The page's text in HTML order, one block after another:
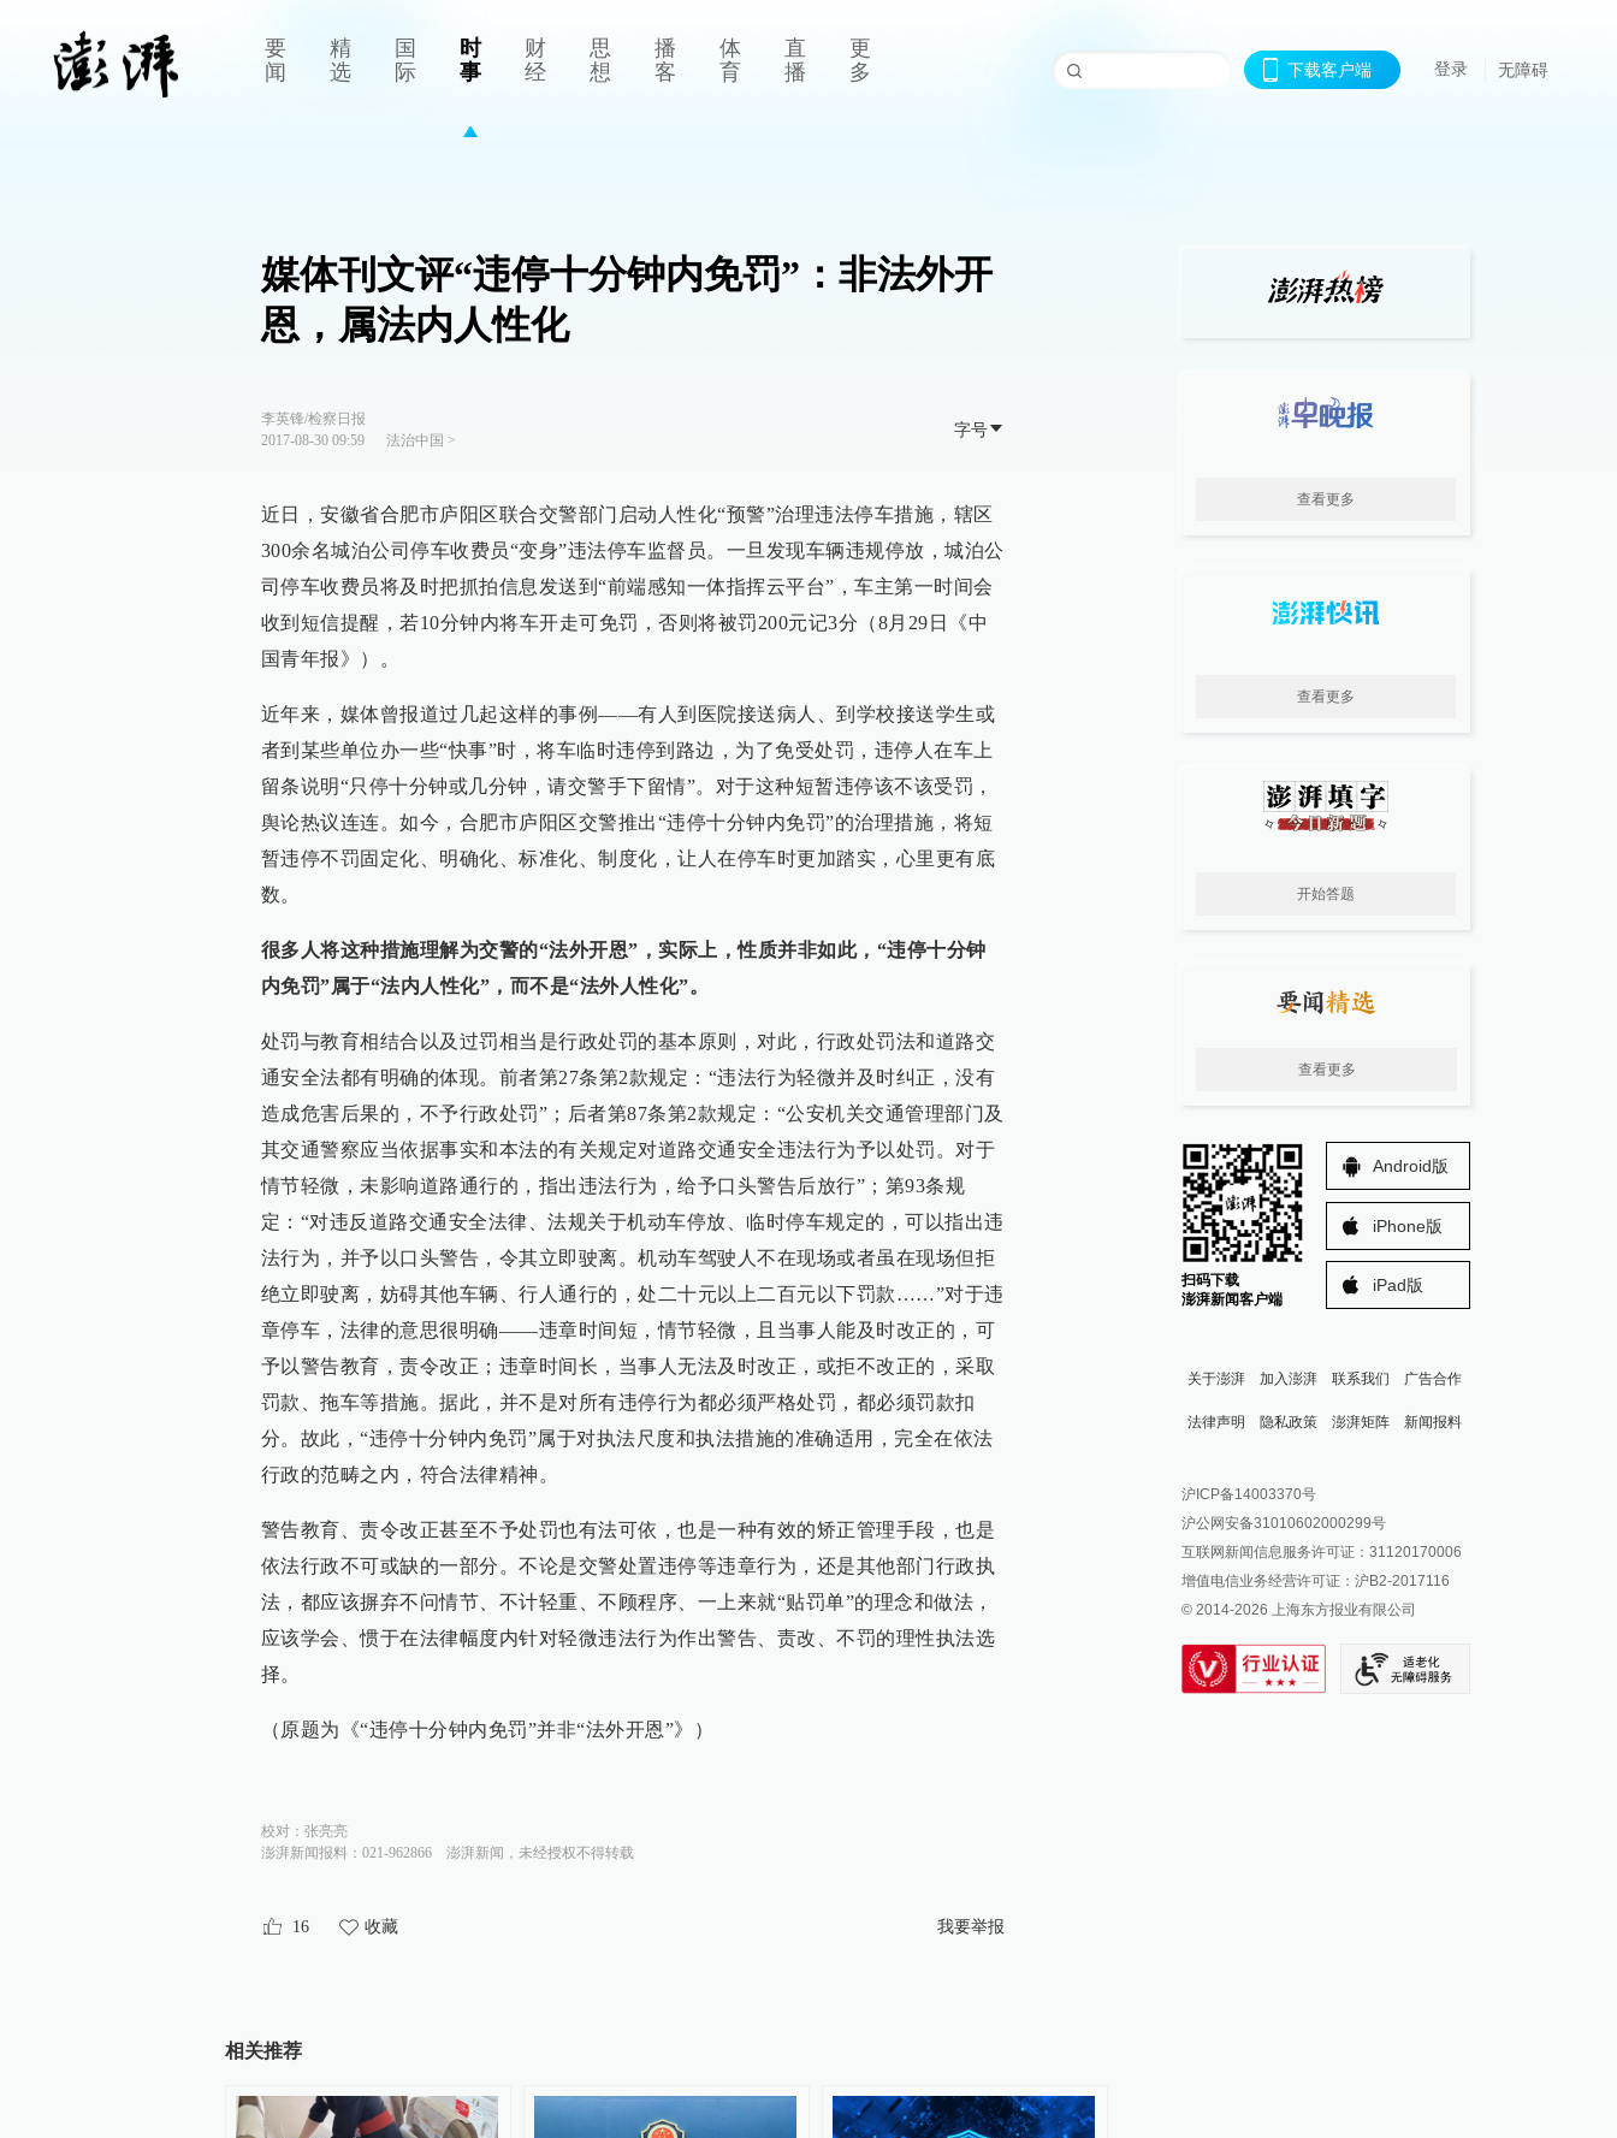
要
闻
精
选
国
际
时
事
财
经
思
想
播
客
体
育
直
播
更
多
下载客户端 登录 无障碍
媒体刊文评“违停十分钟内免罚”：非法外开
恩，属法内人性化
李英锋/检察日报
2017-08-30 09:59
法治中国 >
字号
近日，安徽省合肥市庐阳区联合交警部门启动人性化“预警”治理违法停车措施，辖区
300余名城泊公司停车收费员“变身”违法停车监督员。一旦发现车辆违规停放，城泊公
司停车收费员将及时把抓拍信息发送到“前端感知一体指挥云平台”，车主第一时间会
收到短信提醒，若10分钟内将车开走可免罚，否则将被罚200元记3分（8月29日《中
国青年报》）。
近年来，媒体曾报道过几起这样的事例——有人到医院接送病人、到学校接送学生或
者到某些单位办一些“快事”时，将车临时违停到路边，为了免受处罚，违停人在车上
留条说明“只停十分钟或几分钟，请交警手下留情”。对于这种短暂违停该不该受罚，
舆论热议连连。如今，合肥市庐阳区交警推出“违停十分钟内免罚”的治理措施，将短
暂违停不罚固定化、明确化、标准化、制度化，让人在停车时更加踏实，心里更有底
数。
很多人将这种措施理解为交警的“法外开恩”，实际上，性质并非如此，“违停十分钟
内免罚”属于“法内人性化”，而不是“法外人性化”。
处罚与教育相结合以及过罚相当是行政处罚的基本原则，对此，行政处罚法和道路交
通安全法都有明确的体现。前者第27条第2款规定：“违法行为轻微并及时纠正，没有
造成危害后果的，不予行政处罚”；后者第87条第2款规定：“公安机关交通管理部门及
其交通警察应当依据事实和本法的有关规定对道路交通安全违法行为予以处罚。对于
情节轻微，未影响道路通行的，指出违法行为，给予口头警告后放行”；第93条规
定：“对违反道路交通安全法律、法规关于机动车停放、临时停车规定的，可以指出违
法行为，并予以口头警告，令其立即驶离。机动车驾驶人不在现场或者虽在现场但拒
绝立即驶离，妨碍其他车辆、行人通行的，处二十元以上二百元以下罚款……”对于违
章停车，法律的意思很明确——违章时间短，情节轻微，且当事人能及时改正的，可
予以警告教育，责令改正；违章时间长，当事人无法及时改正，或拒不改正的，采取
罚款、拖车等措施。据此，并不是对所有违停行为都必须严格处罚，都必须罚款扣
分。故此，“违停十分钟内免罚”属于对执法尺度和执法措施的准确适用，完全在依法
行政的范畴之内，符合法律精神。
警告教育、责令改正甚至不予处罚也有法可依，也是一种有效的矫正管理手段，也是
依法行政不可或缺的一部分。不论是交警处置违停等违章行为，还是其他部门行政执
法，都应该摒弃不问情节、不计轻重、不顾程序、一上来就“贴罚单”的理念和做法，
应该学会、惯于在法律幅度内针对轻微违法行为作出警告、责改、不罚的理性执法选
择。
（原题为《“违停十分钟内免罚”并非“法外开恩”》）
校对： 张亮亮
澎湃新闻报料：021-962866
澎湃新闻，未经授权不得转载
16 收藏 我要举报
相关推荐
查看更多
查看更多
开始答题
查看更多
扫码下载
澎湃新闻客户端
Android版
iPhone版
iPad版
关于澎湃 加入澎湃 联系我们 广告合作
法律声明 隐私政策 澎湃矩阵
澎湃新闻公众号
澎湃新闻抖音号
派生万物开放平台
IP SHANGHAI
SIXTH TONE
新闻报料
报料邮箱: news@thepaper.cn
沪ICP备14003370号
沪公网安备31010602000299号
互联网新闻信息服务许可证：31120170006
增值电信业务经营许可证：沪B2-2017116
© 2014-2026 上海东方报业有限公司